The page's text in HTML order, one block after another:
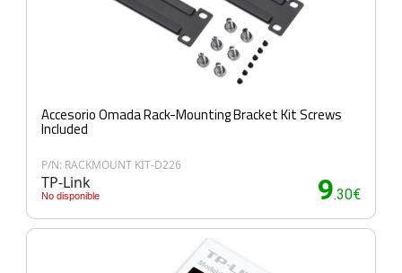
Accesorio Omada Rack-Mounting Bracket Kit Screws
Included
P/N: RACKMOUNT KIT-D226
TP-Link
No disponible 9.30€